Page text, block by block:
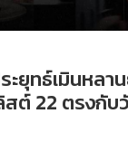
ะยุทธ์เมินหล
สต์ 22 ตรงกับ